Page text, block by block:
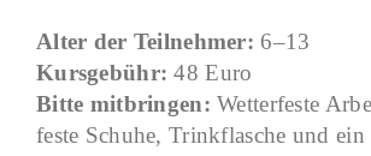
Alter der Teilnehmer: 6–13
Kursgebühr:48 Euro
Bitte mitbringen: Wetterfeste
feste Schuhe, Trinkflasche und ein